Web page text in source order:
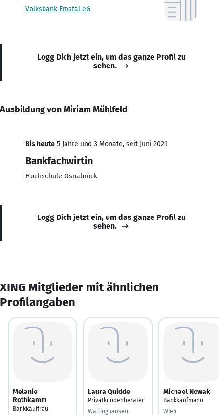
Volksbank Emstal eG
Logg Dich jetzt ein, um das ganze Profil zu
sehen.
Ausbildung von Miriam Mühlfeld
Bis heute 5 Jahre und 3 Monate, seit Juni 2021
Bankfachwirtin
Hochschule Osnabrück
Logg Dich jetzt ein, um das ganze Profil zu
sehen.
XING Mitglieder mit ähnlichen
Profilangaben
Melanie
Rothkamm
Bankkauffrau
Laura Quidde
Privatkundenberater
Wallinghausen
Michael Nowak
Bankkaufmann
Wien